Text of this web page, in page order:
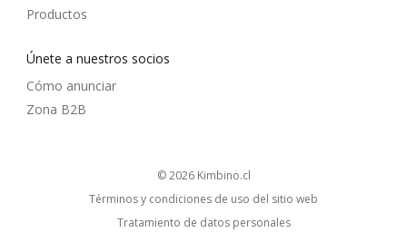
Productos
Únete a nuestros socios
Cómo anunciar
Zona B2B
© 2026 kimbino.cl
Términos y condiciones de uso del sitio web
Tratamiento de datos personales